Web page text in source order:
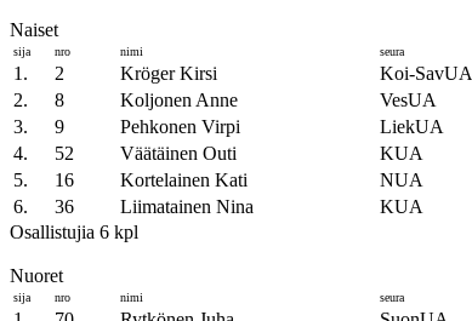
Naiset
sija nro nimi seura
1. 2 Kröger Kirsi Koi-SavUA
2.
8 Koljonen Anne VesUA
3.
9 Pehkonen Virpi LiekUA
4.
52 Väätäinen Outi KUA
5.
16 Kortelainen Kati NUA
6.
36 Liimatainen Nina KUA
Osallistujia 6 kpl
Nuoret
sija nro nimi seura